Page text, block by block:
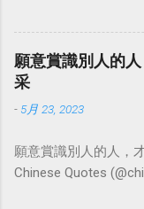
願意賞識別人的
采
- 5月 23, 2023
願意賞識別人的人，
Chinese Quotes